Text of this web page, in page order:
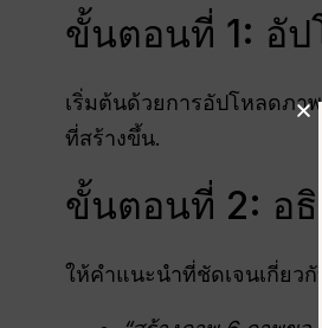
ขั้นตอนที่ 1: อั
เริ่มต้นด้วยการอัปโหลดภา
ที่สร้างขึ้น.
ขั้นตอนที่ 2: อธิ
ให้คำแนะนำที่ชัดเจนเกี่ยว